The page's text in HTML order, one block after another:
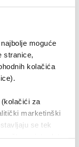
moguće
stranice,
kolačića
za
marketinški
se tek